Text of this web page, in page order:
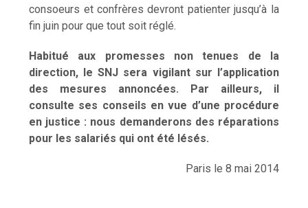
consoeurs et confrères devront patienter jusqu’à la
fin juin pour que tout soit réglé.
Habitué aux promesses non tenues de la
direction, le SNJ sera vigilant sur l’application
des mesures annoncées. Par ailleurs, il
consulte ses conseils en vue d’une procédure
en justice : nous demanderons des réparations
pour les salariés qui ont été lésés.
Paris le 8 mai 2014